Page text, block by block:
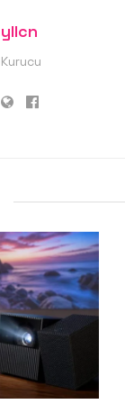
yllcn
Kurucu